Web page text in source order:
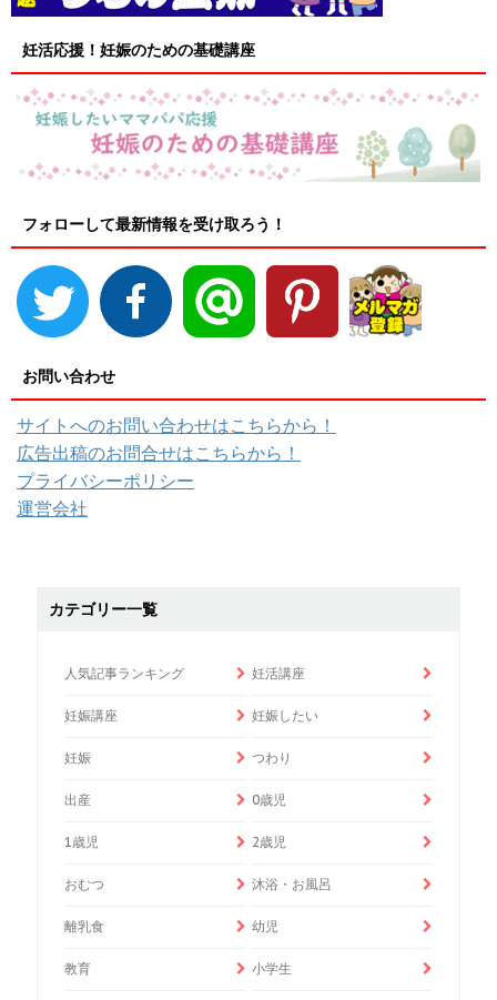
妊活応援！妊娠のための基礎講座
フォローして最新情報を受け取ろう！
お問い合わせ
サイトへのお問い合わせはこちらから！
広告出稿のお問合せはこちらから！
プライバシーポリシー
運営会社
カテゴリー一覧
人気記事ランキング 妊活講座
妊娠講座 妊娠したい
妊娠 つわり
出産 0歳児
1歳児 2歳児
おむつ 沐浴・お風呂
離乳食 幼児
教育 小学生